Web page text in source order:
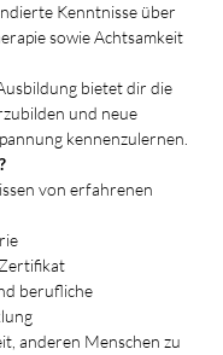
Kenntnisse über
sowie Achtsamkeit
bietet dir die
und neue
kennenzulernen.
von erfahrenen
berufliche
anderen Menschen zu